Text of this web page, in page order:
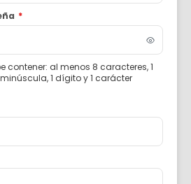
*
contener: al menos 8 caracteres, 1
1 dígito y 1 carácter